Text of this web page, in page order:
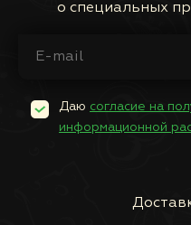
о специальных
Даю согласие на
информационной